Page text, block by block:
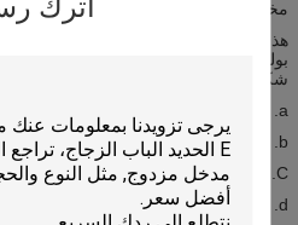
اترك
مختلف الأحجام لاختيارك
هذا المنتج باستخدام الزنجار الأسود.
بوليسولفيد
شكل مختلف يصلح لأنواع من الأبواب
a. الزخرفية لوحة زجاجية للباب.
b. كامينغ المتاحة: النحاس، النيكل، الباتينا.
C. الطلاء الكهربائي المتاحة: الكروم، الكروم الأسود، والنيكل الساتان
d. تنافسية الأسعار مع نوعية جيدة.